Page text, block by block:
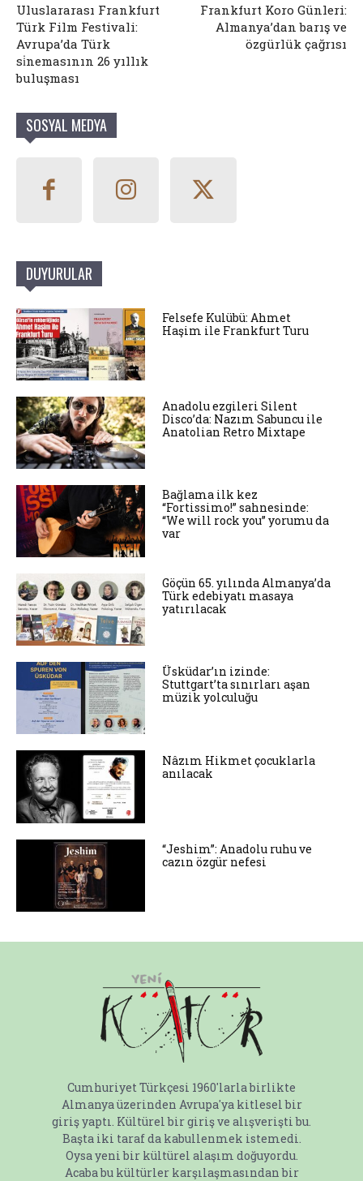
Uluslararası Frankfurt
Türk Film Festivali:
Avrupa’da Türk
si̇nemasının 26 yıllık
buluşması
Frankfurt Koro Günleri:
Almanya’dan barış ve
özgürlük çağrısı
SOSYAL MEDYA
DUYURULAR
Felsefe Kulübü: Ahmet
Haşim ile Frankfurt Turu
Anadolu ezgileri Silent
Disco’da: Nazım Sabuncu ile
Anatolian Retro Mixtape
Bağlama ilk kez
“Fortissimo!” sahnesinde:
“We will rock you” yorumu da
var
Göçün 65. yılında Almanya’da
Türk edebiyatı masaya
yatırılacak
Üsküdar’ın izinde:
Stuttgart’ta sınırları aşan
müzik yolculuğu
Nâzım Hikmet çocuklarla
anılacak
“Jeshim”: Anadolu ruhu ve
cazın özgür nefesi
Cumhuriyet Türkçesi 1960'larla birlikte
Almanya üzerinden Avrupa'ya kitlesel bir
giriş yaptı. Kültürel bir giriş ve alışverişti bu.
Başta iki taraf da kabullenmek istemedi.
Oysa yeni bir kültürel alaşım doğuyordu.
Acaba bu kültürler karşılaşmasından bir